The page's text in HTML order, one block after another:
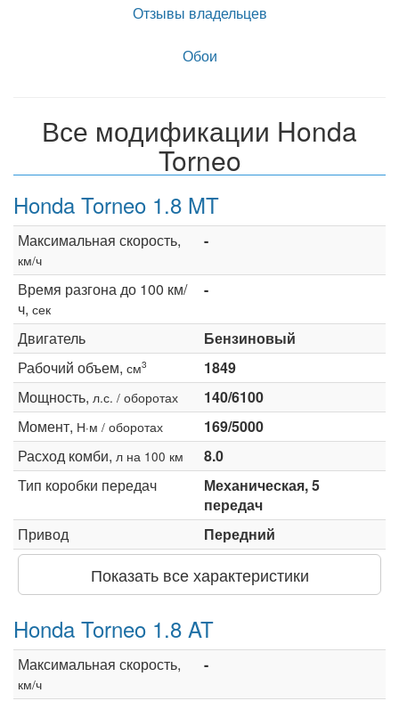
Отзывы владельцев
Обои
Все модификации Honda
Torneo
Honda Torneo 1.8 MT
Максимальная скорость,
км/ч
-
Время разгона до 100 км/
ч, сек
-
Двигатель
Бензиновый
Рабочий объем, см3
1849
Мощность, л.с. / оборотах
140/6100
Момент, Н·м / оборотах
169/5000
Расход комби, л на 100 км
8.0
Тип коробки передач
Механическая, 5
передач
Привод
Передний
Показать все характеристики
Honda Torneo 1.8 AT
Максимальная скорость,
км/ч
-